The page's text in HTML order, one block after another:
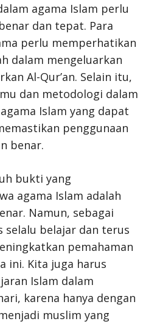
agama Islam perlu
dan tepat. Para
perlu memperhatikan
dalam mengeluarkan
Al-Qur’an. Selain itu,
dan metodologi dalam
Islam yang dapat
penggunaan
benar.
bukti yang
agama Islam adalah
Namun, sebagai
selalu belajar dan terus
pemahaman
ini. Kita juga harus
Islam dalam
karena hanya dengan
muslim yang